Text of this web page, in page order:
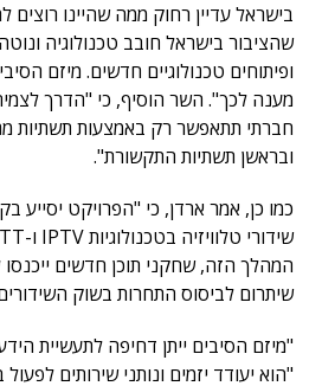
בישראל עדיין רחוק ממה שהיינו
שהציבור בישראל חובב טכנולוגיה
ופיתוחים טכנולוגיים חדשים. מיזם
מענה לכך". השר הוסיף, כי "הדרך
חברתי תתאפשר רק באמצעות תשתיות
ובראשן תשתיות התקשורת".
כמו כן, אמר ארדן, כי "הפרויקט יסייע
המהלך הזה, שחקני תוכן חדשים
שיתרום לביסוס התחרות בשוק
"מיזם הסיבים ייתן דחיפה לתעשיית
"הוא יעודד יזמים ונותני שירותים